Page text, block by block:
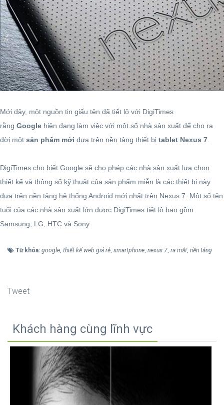
Mới đây, một nguồn tin giấu tên đã tiết lộ với DigiTimes
rằng Google hiện đang làm việc với một số nhà sản xuất để cho ra
đời một sản phẩm mới dựa trên nền tảng thiết bị tablet Nexus 7
DigiTimes cho biết Google sẽ cho phép các nhà sản xuất lựa chọn
thiết kế và thông số kỹ thuật của sản phẩm miễn là các thiết bị này
dựa trên nền tảng hệ thống Android mới nhất trên Nexus 7. Một số tên
tuổi của các nhà sản xuất lớn được DigiTimes tiết lộ bao gồm
Samsung, LG, HTC và Sony.
Từ khóa: google, thiết kế web giá rẻ, smartphone, nexus 7, ra mắt, nền tảng
Tweet
Khách hàng cùng lĩnh vực